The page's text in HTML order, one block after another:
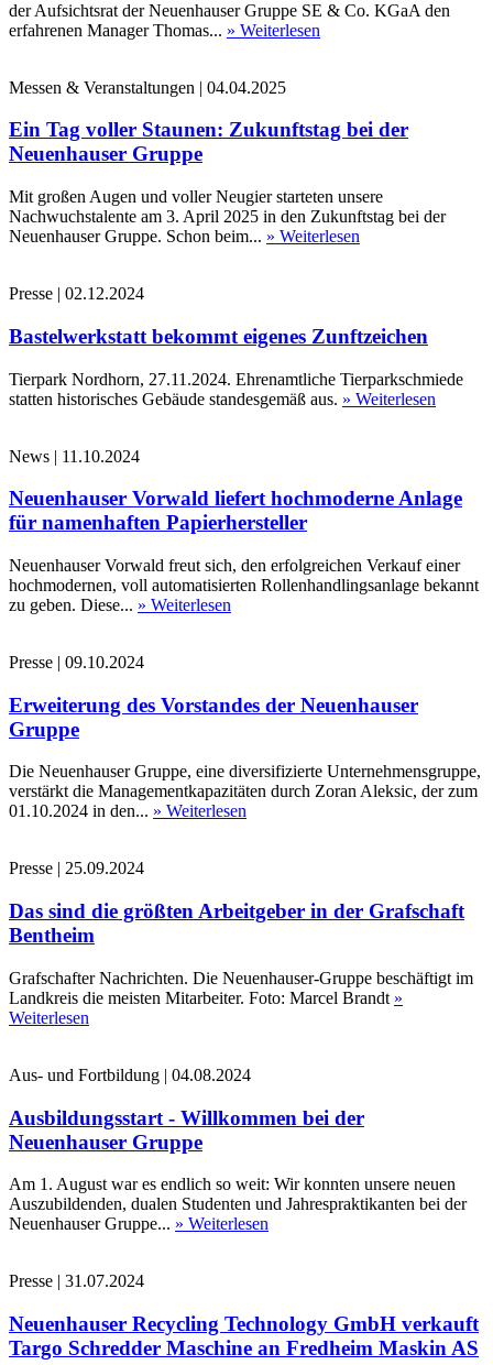
der Aufsichtsrat der Neuenhauser Gruppe SE & Co. KGaA den
erfahrenen Manager Thomas... » Weiterlesen
Messen & Veranstaltungen | 04.04.2025
Ein Tag voller Staunen: Zukunftstag bei der
Neuenhauser Gruppe
Mit großen Augen und voller Neugier starteten unsere
Nachwuchstalente am 3. April 2025 in den Zukunftstag bei der
Neuenhauser Gruppe. Schon beim... » Weiterlesen
Presse | 02.12.2024
Bastelwerkstatt bekommt eigenes Zunftzeichen
Tierpark Nordhorn, 27.11.2024. Ehrenamtliche Tierparkschmiede
statten historisches Gebäude standesgemäß aus. » Weiterlesen
News | 11.10.2024
Neuenhauser Vorwald liefert hochmoderne Anlage
für namenhaften Papierhersteller
Neuenhauser Vorwald freut sich, den erfolgreichen Verkauf einer
hochmodernen, voll automatisierten Rollenhandlingsanlage bekannt
zu geben. Diese... » Weiterlesen
Presse | 09.10.2024
Erweiterung des Vorstandes der Neuenhauser
Gruppe
Die Neuenhauser Gruppe, eine diversifizierte Unternehmensgruppe,
verstärkt die Managementkapazitäten durch Zoran Aleksic, der zum
01.10.2024 in den... » Weiterlesen
Presse | 25.09.2024
Das sind die größten Arbeitgeber in der Grafschaft
Bentheim
Grafschafter Nachrichten. Die Neuenhauser-Gruppe beschäftigt im
Landkreis die meisten Mitarbeiter. Foto: Marcel Brandt »
Weiterlesen
Aus- und Fortbildung | 04.08.2024
Ausbildungsstart - Willkommen bei der
Neuenhauser Gruppe
Am 1. August war es endlich so weit: Wir konnten unsere neuen
Auszubildenden, dualen Studenten und Jahrespraktikanten bei der
Neuenhauser Gruppe... » Weiterlesen
Presse | 31.07.2024
Neuenhauser Recycling Technology GmbH verkauft
Targo Schredder Maschine an Fredheim Maskin AS